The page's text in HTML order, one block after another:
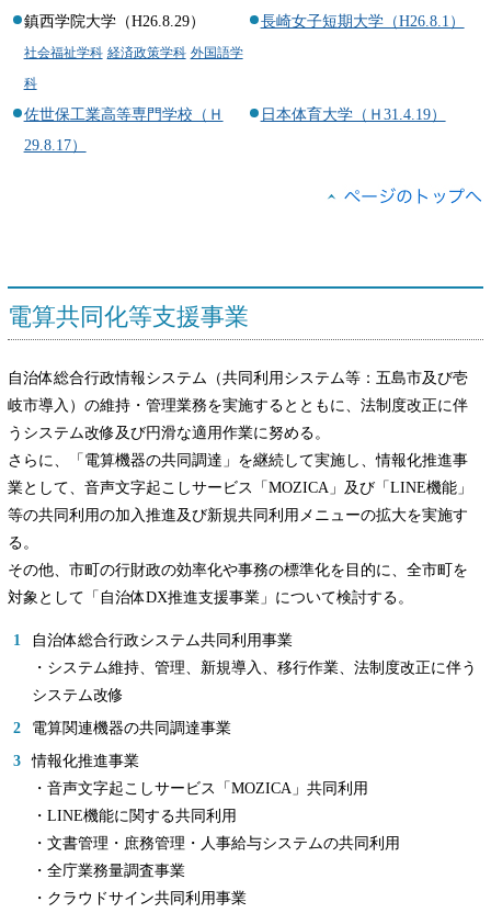
鎮西学院大学（H26.8.29）
社会福祉学科 経済政策学科 外国語学
科
長崎女子短期大学（H26.8.1）
佐世保工業高等専門学校（Ｈ
29.8.17）
日本体育大学（Ｈ31.4.19）
電算共同化等支援事業
自治体総合行政情報システム（共同利用システム等：五島市及び壱
岐市導入）の維持・管理業務を実施するとともに、法制度改正に伴
うシステム改修及び円滑な適用作業に努める。
さらに、「電算機器の共同調達」を継続して実施し、情報化推進事
業として、音声文字起こしサービス「MOZICA」及び「LINE機能」
等の共同利用の加入推進及び新規共同利用メニューの拡大を実施す
る。
その他、市町の行財政の効率化や事務の標準化を目的に、全市町を
対象として「自治体DX推進支援事業」について検討する。
自治体総合行政システム共同利用事業
・システム維持、管理、新規導入、移行作業、法制度改正に伴う
システム改修
電算関連機器の共同調達事業
情報化推進事業
・音声文字起こしサービス「MOZICA」共同利用
・LINE機能に関する共同利用
・文書管理・庶務管理・人事給与システムの共同利用
・全庁業務量調査事業
・クラウドサイン共同利用事業